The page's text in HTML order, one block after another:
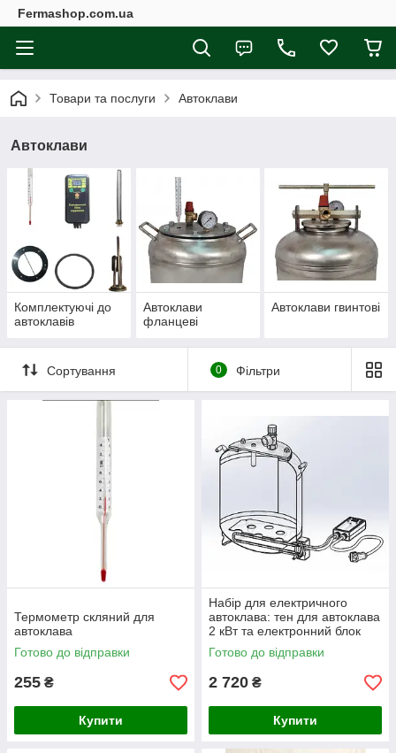
Fermashop.com.ua
Товари та послуги Автоклави
Автоклави
Комплектуючі до
автоклавів
Автоклави
фланцеві
Автоклави гвинтові
Сортування 0 Фільтри
Термометр скляний для
автоклава
Готово до відправки
255 ₴
Купити
Набір для електричного
автоклава: тен для автоклава
2 кВт та електронний блок
керування автоклавом
Готово до відправки
2 720 ₴
Купити